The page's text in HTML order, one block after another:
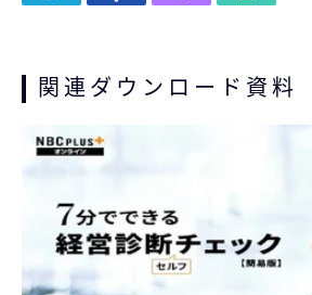
関連ダウンロード資料